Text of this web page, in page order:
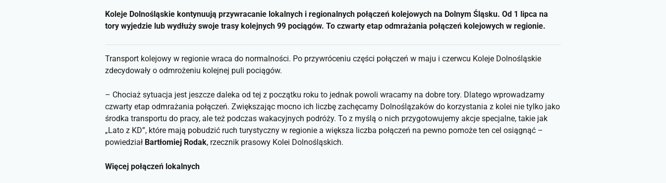
Koleje Dolnośląskie kontynuują przywracanie lokalnych i regionalnych połączeń kolejowych na Dolnym Śląsku. Od 1 lipca na
tory wyjedzie lub wydłuży swoje trasy kolejnych 99 pociągów. To czwarty etap odmrażania połączeń kolejowych w regionie.
Transport kolejowy w regionie wraca do normalności. Po przywróceniu części połączeń w maju i czerwcu Koleje Dolnośląskie
zdecydowały o odmrożeniu kolejnej puli pociągów.
– Chociaż sytuacja jest jeszcze daleka od tej z początku roku to jednak powoli wracamy na dobre tory. Dlatego wprowadzamy
czwarty etap odmrażania połączeń. Zwiększając mocno ich liczbę zachęcamy Dolnoślązaków do korzystania z kolei nie tylko jako
środka transportu do pracy, ale też podczas wakacyjnych podróży. To z myślą o nich przygotowujemy akcje specjalne, takie jak
„Lato z KD”, które mają pobudzić ruch turystyczny w regionie a większa liczba połączeń na pewno pomoże ten cel osiągnąć –
powiedział Bartłomiej Rodak, rzecznik prasowy Kolei Dolnośląskich.
Więcej połączeń lokalnych